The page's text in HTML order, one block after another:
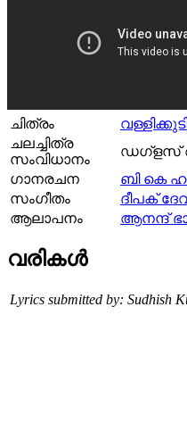
ചിത്രം
ചലച്ചിത്ര
സംവിധാനം
ഡഗ്ളസ്
ഗാനരചന
ബി കെ
സംഗീതം
ദീപക്‌
ആലാപനം
ആനന്ദ്
വരികള്‍
Lyrics submitted by: Sudhish